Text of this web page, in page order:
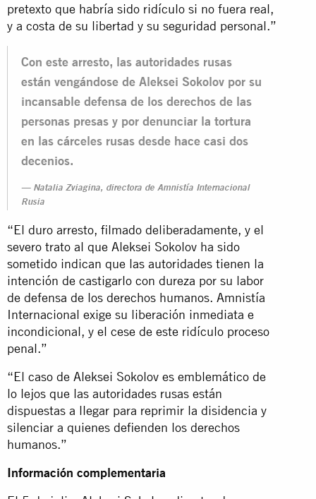
pretexto que habría sido ridículo si no fuera real,
y a costa de su libertad y su seguridad personal.”
Con este arresto, las autoridades rusas
están vengándose de Aleksei Sokolov por su
incansable defensa de los derechos de las
personas presas y por denunciar la tortura
en las cárceles rusas desde hace casi dos
decenios.
Natalia Zviagina, directora de Amnistía Internacional
Rusia
“El duro arresto, filmado deliberadamente, y el
severo trato al que Aleksei Sokolov ha sido
sometido indican que las autoridades tienen la
intención de castigarlo con dureza por su labor
de defensa de los derechos humanos. Amnistía
Internacional exige su liberación inmediata e
incondicional, y el cese de este ridículo proceso
penal.”
“El caso de Aleksei Sokolov es emblemático de
lo lejos que las autoridades rusas están
dispuestas a llegar para reprimir la disidencia y
silenciar a quienes defienden los derechos
humanos.”
Información complementaria